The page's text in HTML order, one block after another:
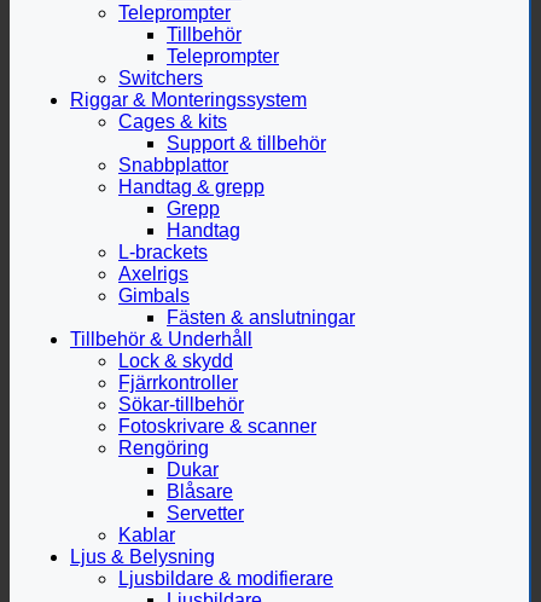
Teleprompter
Tillbehör
Teleprompter
Switchers
Riggar & Monteringssystem
Cages & kits
Support & tillbehör
Snabbplattor
Handtag & grepp
Grepp
Handtag
L-brackets
Axelrigs
Gimbals
Fästen & anslutningar
Tillbehör & Underhåll
Lock & skydd
Fjärrkontroller
Sökar-tillbehör
Fotoskrivare & scanner
Rengöring
Dukar
Blåsare
Servetter
Kablar
Ljus & Belysning
Ljusbildare & modifierare